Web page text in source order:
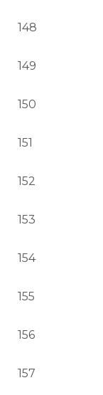
148
149
150
151
152
153
154
155
156
157